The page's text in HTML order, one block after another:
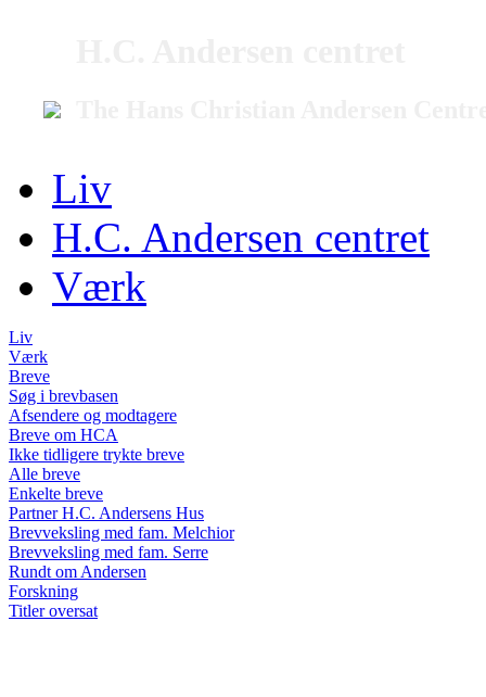
Liv
H.C. Andersen centret
Værk
Liv
Værk
Breve
Søg i brevbasen
Afsendere og modtagere
Breve om HCA
Ikke tidligere trykte breve
Alle breve
Enkelte breve
Partner H.C. Andersens Hus
Brevveksling med fam. Melchior
Brevveksling med fam. Serre
Rundt om Andersen
Forskning
Titler oversat